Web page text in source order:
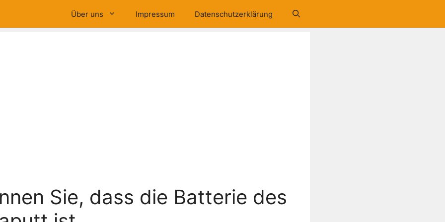
Über uns Impressum Datenschutzerklärung
Sie, dass die Batterie des